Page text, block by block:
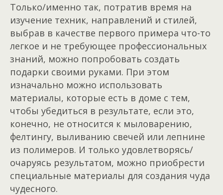
Только/именно так, потратив время на
изучение техник, направлений и стилей,
выбрав в качестве первого примера что-то
легкое и не требующее профессиональных
знаний, можно попробовать создать
подарки своими руками. При этом
изначально можно использовать
материалы, которые есть в доме с тем,
чтобы убедиться в результате, если это,
конечно, не относится к мыловарению,
фелтингу, выливанию свечей или лепнине
из полимеров. И только удовлетворясь/
очаруясь результатом, можно приобрести
специальные материалы для создания чуда
чудесного.